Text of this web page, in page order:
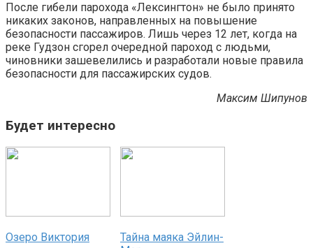
После гибели парохода «Лексингтон» не было принято
никаких законов, направленных на повышение
безопасности пассажиров. Лишь через 12 лет, когда на
реке Гудзон сгорел очередной пароход с людьми,
чиновники зашевелились и разработали новые правила
безопасности для пассажирских судов.
Максим Шипунов
Будет интересно
Озеро Виктория
Тайна маяка Эйлин-